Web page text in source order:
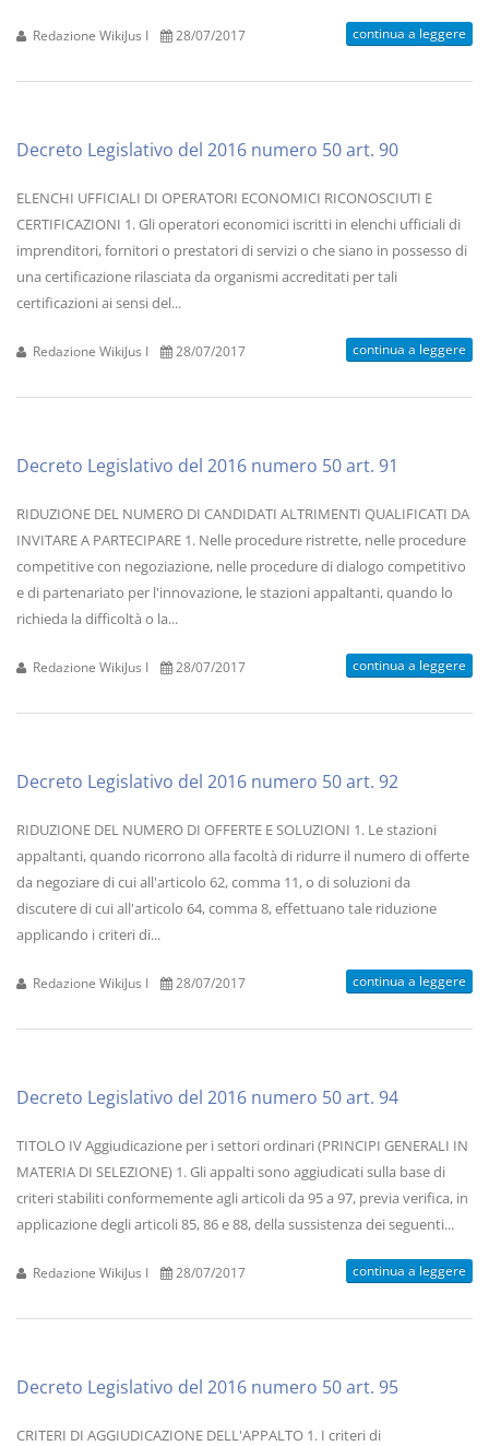
Redazione WikiJus I 28/07/2017 continua a leggere
Decreto Legislativo del 2016 numero 50 art. 90
ELENCHI UFFICIALI DI OPERATORI ECONOMICI RICONOSCIUTI E
CERTIFICAZIONI 1. Gli operatori economici iscritti in elenchi ufficiali di
imprenditori, fornitori o prestatori di servizi o che siano in possesso di
una certificazione rilasciata da organismi accreditati per tali
certificazioni ai sensi del...
Redazione WikiJus I 28/07/2017 continua a leggere
Decreto Legislativo del 2016 numero 50 art. 91
RIDUZIONE DEL NUMERO DI CANDIDATI ALTRIMENTI QUALIFICATI DA
INVITARE A PARTECIPARE 1. Nelle procedure ristrette, nelle procedure
competitive con negoziazione, nelle procedure di dialogo competitivo
e di partenariato per l'innovazione, le stazioni appaltanti, quando lo
richieda la difficoltà o la...
Redazione WikiJus I 28/07/2017 continua a leggere
Decreto Legislativo del 2016 numero 50 art. 92
RIDUZIONE DEL NUMERO DI OFFERTE E SOLUZIONI 1. Le stazioni
appaltanti, quando ricorrono alla facoltà di ridurre il numero di offerte
da negoziare di cui all'articolo 62, comma 11, o di soluzioni da
discutere di cui all'articolo 64, comma 8, effettuano tale riduzione
applicando i criteri di...
Redazione WikiJus I 28/07/2017 continua a leggere
Decreto Legislativo del 2016 numero 50 art. 94
TITOLO IV Aggiudicazione per i settori ordinari (PRINCIPI GENERALI IN
MATERIA DI SELEZIONE) 1. Gli appalti sono aggiudicati sulla base di
criteri stabiliti conformemente agli articoli da 95 a 97, previa verifica, in
applicazione degli articoli 85, 86 e 88, della sussistenza dei seguenti...
Redazione WikiJus I 28/07/2017 continua a leggere
Decreto Legislativo del 2016 numero 50 art. 95
CRITERI DI AGGIUDICAZIONE DELL'APPALTO 1. I criteri di